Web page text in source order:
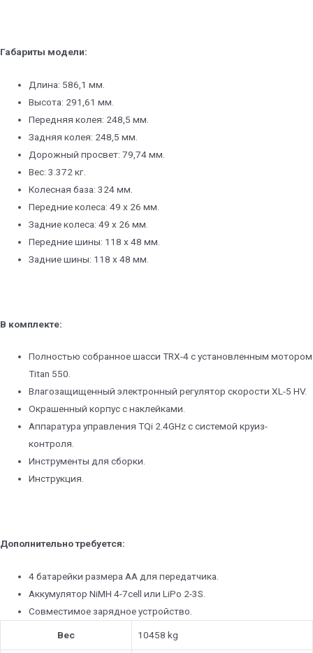
Габариты модели:
Длина: 586,1 мм.
Высота: 291,61 мм.
Передняя колея: 248,5 мм.
Задняя колея: 248,5 мм.
Дорожный просвет: 79,74 мм.
Вес: 3.372 кг.
Колесная база: 324 мм.
Передние колеса: 49 x 26 мм.
Задние колеса: 49 x 26 мм.
Передние шины: 118 x 48 мм.
Задние шины: 118 x 48 мм.
В комплекте:
Полностью собранное шасси TRX-4 с установленным мотором
Titan 550.
Влагозащищенный электронный регулятор скорости XL-5 HV.
Окрашенный корпус с наклейками.
Аппаратура управления TQi 2.4GHz с системой круиз-
контроля.
Инструменты для сборки.
Инструкция.
Дополнительно требуется:
4 батарейки размера АА для передатчика.
Аккумулятор NiMH 4-7cell или LiPo 2-3S.
Совместимое зарядное устройство.
Вес 10458 kg